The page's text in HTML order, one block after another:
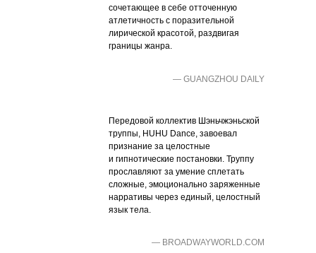
Передовой коллектив Шэньчжэньской
труппы, HUHU Dance, завоевал
признание за целостные
и гипнотические постановки. Труппу
прославляют за умение сплетать
сложные, эмоционально заряженные
нарративы через единый, целостный
язык тела.
— BROADWAYWORLD.COM
сочетающее в себе отточенную
атлетичность с поразительной
лирической красотой, раздвигая
границы жанра.
— GUANGZHOU DAILY